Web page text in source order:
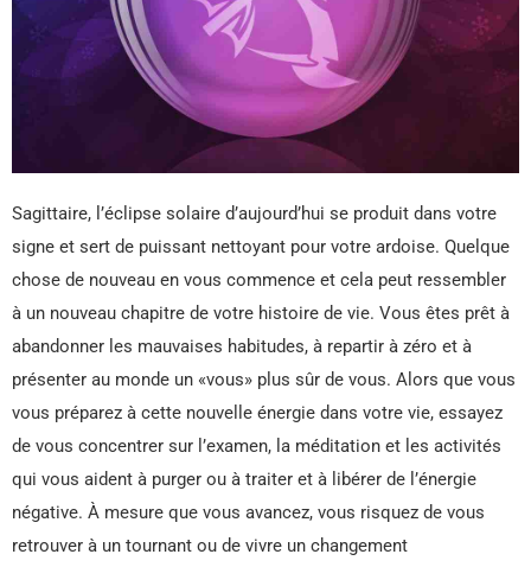
Sagittaire, l’éclipse solaire d’aujourd’hui se produit dans votre
signe et sert de puissant nettoyant pour votre ardoise. Quelque
chose de nouveau en vous commence et cela peut ressembler
à un nouveau chapitre de votre histoire de vie. Vous êtes prêt à
abandonner les mauvaises habitudes, à repartir à zéro et à
présenter au monde un «vous» plus sûr de vous. Alors que vous
vous préparez à cette nouvelle énergie dans votre vie, essayez
de vous concentrer sur l’examen, la méditation et les activités
qui vous aident à purger ou à traiter et à libérer de l’énergie
négative. À mesure que vous avancez, vous risquez de vous
retrouver à un tournant ou de vivre un changement